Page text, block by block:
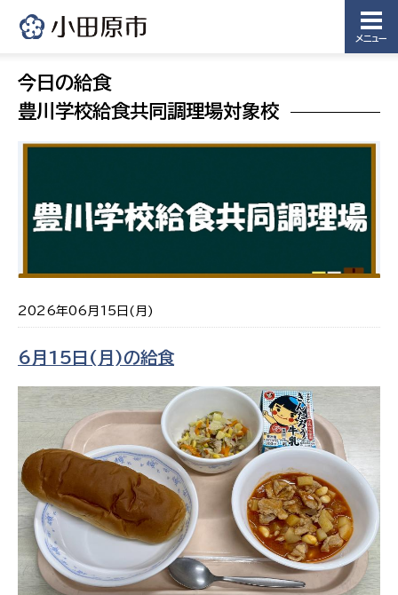
メニュー
今日の給食
豊川学校給食共同調理場対象校
2026年06月15日(月)
6月15日(月)の給食